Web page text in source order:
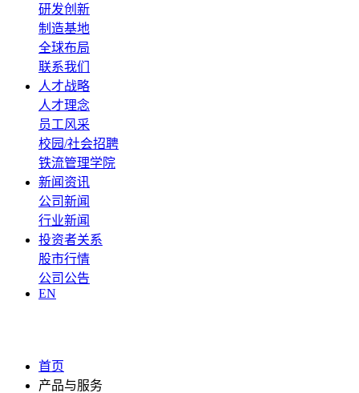
研发创新
制造基地
全球布局
联系我们
人才战略
人才理念
员工风采
校园/社会招聘
铁流管理学院
新闻资讯
公司新闻
行业新闻
投资者关系
股市行情
公司公告
EN
首页
产品与服务